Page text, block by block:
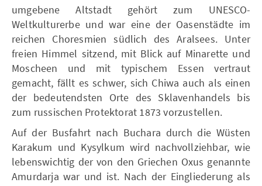
umgebene Altstadt gehört zum UNESCO-
Weltkulturerbe und war eine der Oasenstädte im
reichen Choresmien südlich des Aralsees. Unter
freien Himmel sitzend, mit Blick auf Minarette und
Moscheen und mit typischem Essen vertraut
gemacht, fällt es schwer, sich Chiwa auch als einen
der bedeutendsten Orte des Sklavenhandels bis
zum russischen Protektorat 1873 vorzustellen.
Auf der Busfahrt nach Buchara durch die Wüsten
Karakum und Kysylkum wird nachvollziehbar, wie
lebenswichtig der von den Griechen Oxus genannte
Amurdarja war und ist. Nach der Eingliederung als